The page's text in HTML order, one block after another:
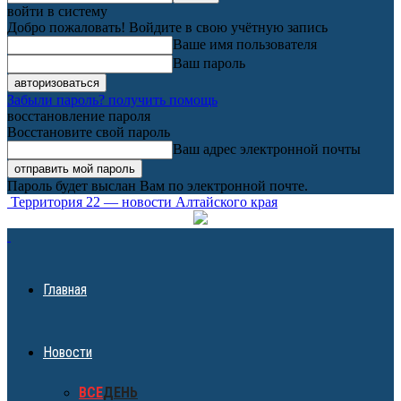
войти в систему
Добро пожаловать! Войдите в свою учётную запись
Ваше имя пользователя
Ваш пароль
Забыли пароль? получить помощь
восстановление пароля
Восстановите свой пароль
Ваш адрес электронной почты
Пароль будет выслан Вам по электронной почте.
Территория 22 — новости Алтайского края
Главная
Новости
ВСЕДЕНЬ